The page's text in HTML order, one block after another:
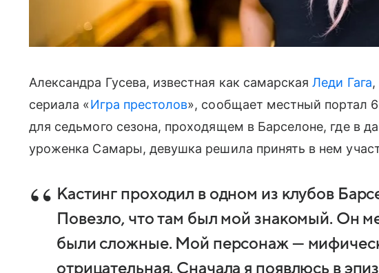
Александра Гусева, известная как самарскаяЛеди Гага
сериала «Игра престолов», сообщает местный портал
для седьмого сезона, проходящем в Барселоне, где в
уроженка Самары, девушка решила принять в нем
Кастинг проходил в одном из клубов
Повезло, что там был мой знакомый. Он
были сложные. Мой персонаж —
отрицательная. Сначала я появлюсь в